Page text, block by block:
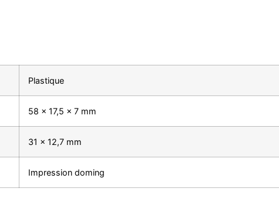
Plastique
58 x 17,5 x 7 mm
31 x 12,7 mm
Impression doming